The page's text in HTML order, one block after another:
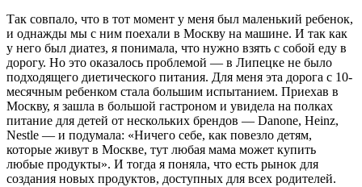
Так совпало, что в тот момент у меня был маленький ребенок,
и однажды мы с ним поехали в Москву на машине. И так как
у него был диатез, я понимала, что нужно взять с собой еду в
дорогу. Но это оказалось проблемой — в Липецке не было
подходящего диетического питания. Для меня эта дорога с 10-
месячным ребенком стала большим испытанием. Приехав в
Москву, я зашла в большой гастроном и увидела на полках
питание для детей от нескольких брендов — Danone, Heinz,
Nestle — и подумала: «Ничего себе, как повезло детям,
которые живут в Москве, тут любая мама может купить
любые продукты». И тогда я поняла, что есть рынок для
создания новых продуктов, доступных для всех родителей.